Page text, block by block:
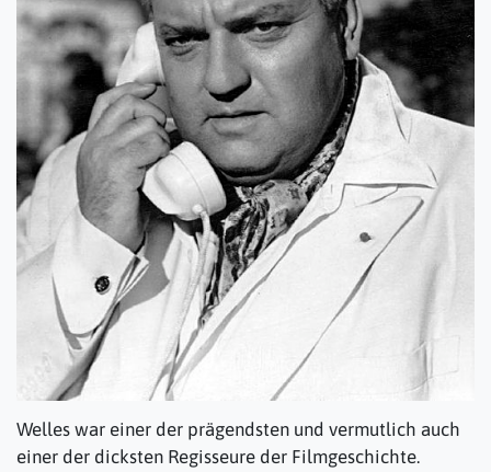
Welles war einer der prägendsten und vermutlich auch
einer der dicksten Regisseure der Filmgeschichte.